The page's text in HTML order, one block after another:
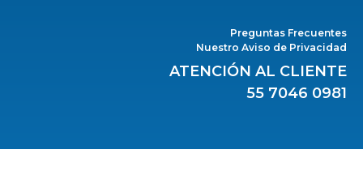
Preguntas Frecuentes
Nuestro Aviso de Privacidad
ATENCIÓN AL CLIENTE
55 7046 0981